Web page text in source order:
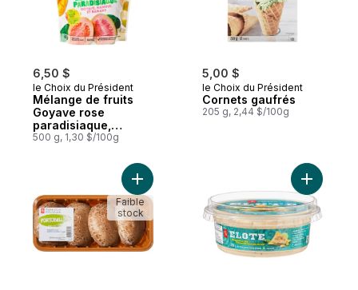
6,50 $
le Choix du Président
Mélange de fruits
Goyave rose
paradisiaque,
goyave, mangue et
500 g, 1,30 $/100g
5,00 $
le Choix du Président
Cornets gaufrés
205 g, 2,44 $/100g
Ajouter Chapeaux de champignons
Faible
stock
Ajouter